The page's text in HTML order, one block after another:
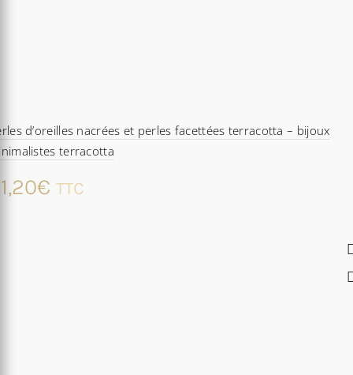
d’oreilles nacrées et perles facettées terracotta – bijoux
terracotta
€ TTC